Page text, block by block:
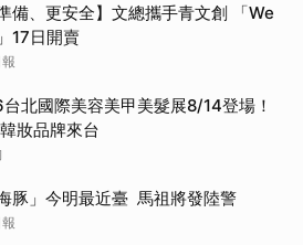
準備、更安全】文總攜手青文創 「We
17日開賣
北國際美容美甲美髮展8/14登場！
妝品牌來台
海豚」今明最近臺 馬祖將發陸警